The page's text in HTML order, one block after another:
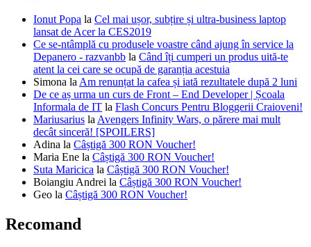
Ionut Popa la Cel mai ușor, subțire și ultra-business laptop
lansat de Acer la CES2019
Ce se-ntâmplă cu produsele voastre când ajung în service la
Depanero - razvanbb la Când îți cumperi un produs uită-te
atent la cei care se ocupă de garanția acestuia
Simona la Am renunțat la cafea și iată rezultatele după 2 luni
De ce aș urma un curs de Front – End Developer | Școala
Informala de IT la Flash Concurs Pentru Bloggerii Craioveni!
Mariusarius la Avengers Infinity Wars, o părere mai mult
decât sinceră! [SPOILERS]
Adina la Câștigă 300 RON Voucher!
Maria Ene la Câștigă 300 RON Voucher!
Suta Maricica la Câștigă 300 RON Voucher!
Boiangiu Andrei la Câștigă 300 RON Voucher!
Geo la Câștigă 300 RON Voucher!
Recomand